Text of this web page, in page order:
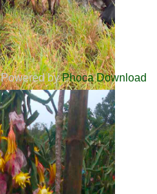
Powered byPhoca Download